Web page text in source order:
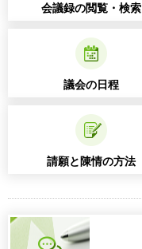
会議録の閲覧・検索
議会の日程
請願と陳情の方法